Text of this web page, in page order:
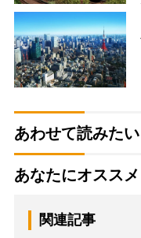
あわせて読みたい
あなたにオススメ
関連記事